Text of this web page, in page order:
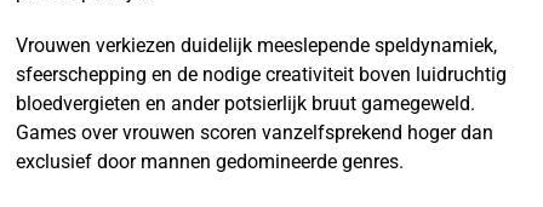
Vrouwen verkiezen duidelijk meeslepende speldynamiek,
sfeerschepping en de nodige creativiteit boven luidruchtig
bloedvergieten en ander potsierlijk bruut gamegeweld.
Games over vrouwen scoren vanzelfsprekend hoger dan
exclusief door mannen gedomineerde genres.